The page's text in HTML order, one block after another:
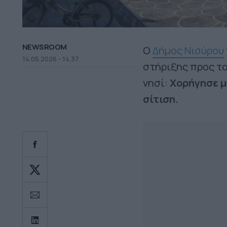
NEWSROOM
14.05.2026 - 14.37
ΟΔήμος Νισύρου
στήριξης προς
νησί: Χορήγησε
σίτιση.